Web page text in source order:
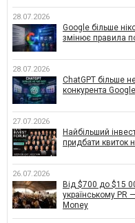
28.07.2026
Google більше
змінює правила
28.07.2026
ChatGPT більше
конкурента
27.07.2026
Найбільший
придбати квиток
26.07.2026
Від $700 до $15
українському PR
Money